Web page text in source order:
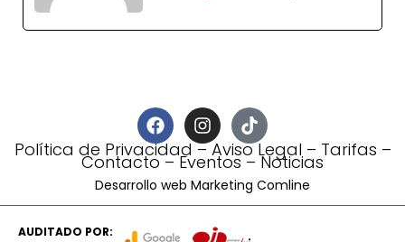
Política de Privacidad–Aviso Legal – Tarifas –
Contacto–Eventos–Noticias
Desarrollo web Marketing Comline
AUDITADO POR: